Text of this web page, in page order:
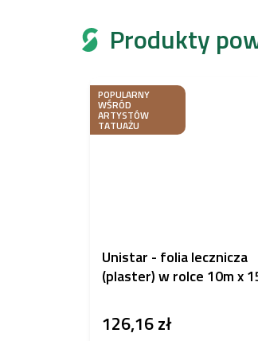
Produkty
POPULARNY
WŚRÓD
ARTYSTÓW
TATUAŻU
Unistar - folia lecznicza
(plaster) w rolce 10m x
126,16 zł